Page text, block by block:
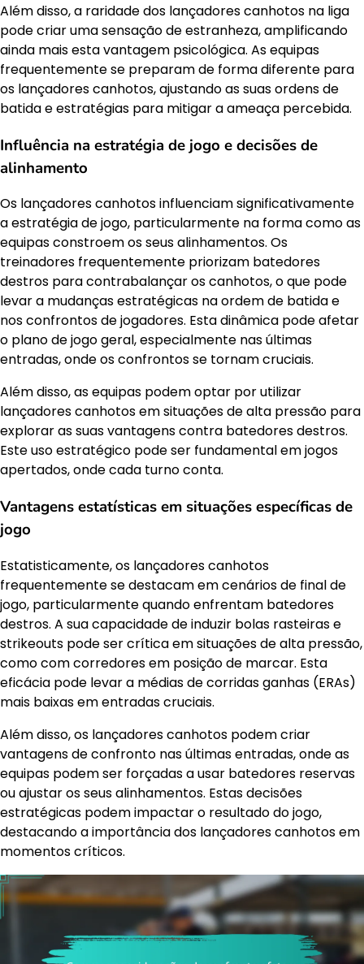
Além disso, a raridade dos lançadores canhotos na liga
pode criar uma sensação de estranheza, amplificando
ainda mais esta vantagem psicológica. As equipas
frequentemente se preparam de forma diferente para
os lançadores canhotos, ajustando as suas ordens de
batida e estratégias para mitigar a ameaça percebida.
Influência na estratégia de jogo e decisões de
alinhamento
Os lançadores canhotos influenciam significativamente
a estratégia de jogo, particularmente na forma como as
equipas constroem os seus alinhamentos. Os
treinadores frequentemente priorizam batedores
destros para contrabalançar os canhotos, o que pode
levar a mudanças estratégicas na ordem de batida e
nos confrontos de jogadores. Esta dinâmica pode afetar
o plano de jogo geral, especialmente nas últimas
entradas, onde os confrontos se tornam cruciais.
Além disso, as equipas podem optar por utilizar
lançadores canhotos em situações de alta pressão para
explorar as suas vantagens contra batedores destros.
Este uso estratégico pode ser fundamental em jogos
apertados, onde cada turno conta.
Vantagens estatísticas em situações específicas de
jogo
Estatisticamente, os lançadores canhotos
frequentemente se destacam em cenários de final de
jogo, particularmente quando enfrentam batedores
destros. A sua capacidade de induzir bolas rasteiras e
strikeouts pode ser crítica em situações de alta pressão,
como com corredores em posição de marcar. Esta
eficácia pode levar a médias de corridas ganhas (ERAs)
mais baixas em entradas cruciais.
Além disso, os lançadores canhotos podem criar
vantagens de confronto nas últimas entradas, onde as
equipas podem ser forçadas a usar batedores reservas
ou ajustar os seus alinhamentos. Estas decisões
estratégicas podem impactar o resultado do jogo,
destacando a importância dos lançadores canhotos em
momentos críticos.